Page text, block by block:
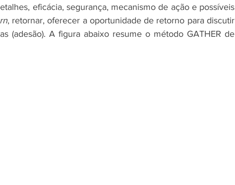
eficácia, segurança, mecanismo de ação e possíveis
, retornar, oferecer a oportunidade de retorno para discutir
(adesão). A figura abaixo resume o método GATHER de